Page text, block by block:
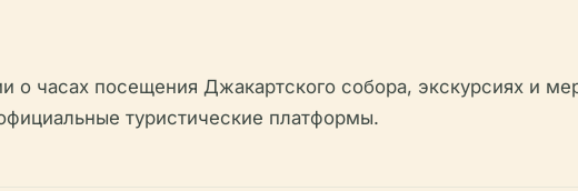
о часах посещения Джакартского собора, экскурсиях и
туристические платформы.